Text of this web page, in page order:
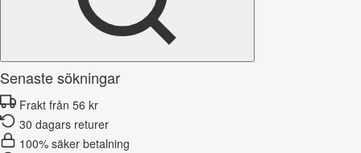
Senaste sökningar
Frakt från 56 kr
30 dagars returer
100% säker betalning